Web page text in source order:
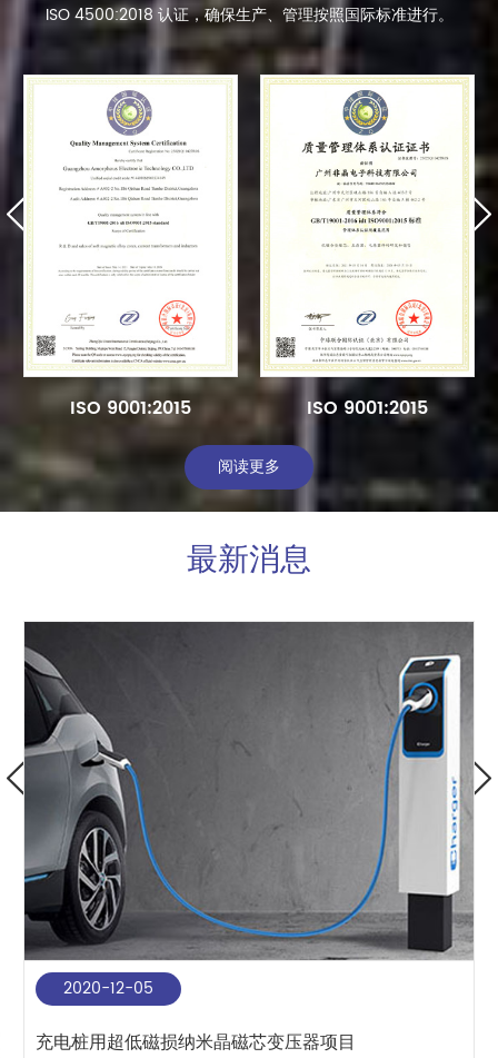
ISO 4500:2018 认证，确保生产、管理按照国际标准进行。
ISO 9001:2015 ISO 9001:2015
阅读更多
最新消息
2020-12-05
充电桩用超低磁损纳米晶磁芯变压器项目